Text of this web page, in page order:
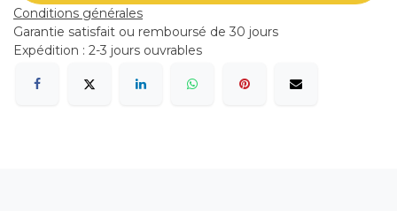
Conditions générales
Garantie satisfait ou remboursé de 30 jours
Expédition : 2-3 jours ouvrables